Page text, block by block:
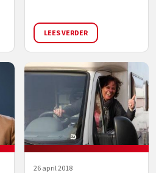
LEES VERDER
26 april 2018